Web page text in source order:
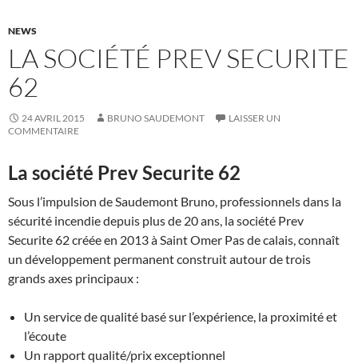
NEWS
LA SOCIÉTÉ PREV SECURITE
62
24 AVRIL 2015 BRUNO SAUDEMONT
LAISSER UN
COMMENTAIRE
La société Prev Securite 62
Sous l’impulsion de Saudemont Bruno, professionnels dans la
sécurité incendie depuis plus de 20 ans, la société Prev
Securite 62 créée en 2013 à Saint Omer Pas de calais, connaît
un développement permanent construit autour de trois
grands axes principaux :
Un service de qualité basé sur l’expérience, la proximité et
l’écoute
Un rapport qualité/prix exceptionnel